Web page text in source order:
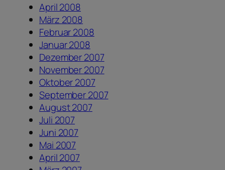
April 2008
März 2008
Februar 2008
Januar 2008
Dezember 2007
November 2007
Oktober 2007
September 2007
August 2007
Juli 2007
Juni 2007
Mai 2007
April 2007